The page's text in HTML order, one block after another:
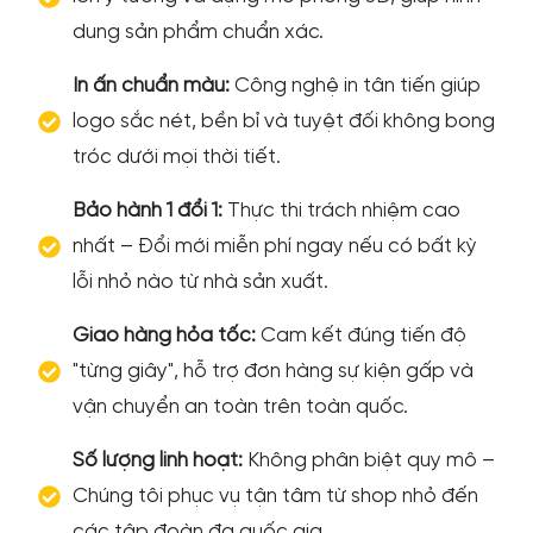
dung sản phẩm chuẩn xác.
In ấn chuẩn màu: Công nghệ in tân tiến giúp
logo sắc nét, bền bỉ và tuyệt đối không bong
tróc dưới mọi thời tiết.
Bảo hành 1 đổi 1: Thực thi trách nhiệm cao
nhất – Đổi mới miễn phí ngay nếu có bất kỳ
lỗi nhỏ nào từ nhà sản xuất.
Giao hàng hỏa tốc:Cam kết đúng tiến độ
"từng giây", hỗ trợ đơn hàng sự kiện gấp và
vận chuyển an toàn trên toàn quốc.
Số lượng linh hoạt:Không phân biệt quy mô –
Chúng tôi phục vụ tận tâm từ shop nhỏ đến